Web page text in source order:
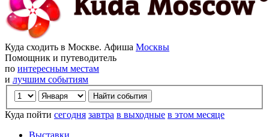
Куда сходить в Москве. Афиша Москвы
Помощник и путеводитель
по интересным местам
и лучшим событиям
Куда пойти сегодня завтра в выходные в этом месяце
Выставки